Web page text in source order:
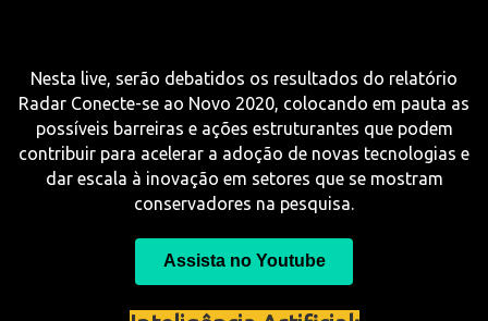
Nesta live, serão debatidos os resultados do relatório
Radar Conecte-se ao Novo 2020, colocando em pauta as
possíveis barreiras e ações estruturantes que podem
contribuir para acelerar a adoção de novas tecnologias e
dar escala à inovação em setores que se mostram
conservadores na pesquisa.
Assista no Youtube